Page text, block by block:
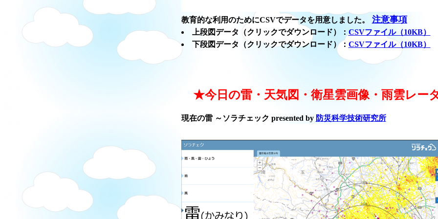
教育的な利用のためにCSVでデータを用意しました。 注意事項
上段図データ（クリックでダウンロード）： CSVファイル（10KB）
下段図データ（クリックでダウンロード）： CSVファイル（10KB）
★今日の雷・天気図・衛星雲画像・雨雲レー
現在の雷 ～ソラチェック presented by 防災科学技術研究所